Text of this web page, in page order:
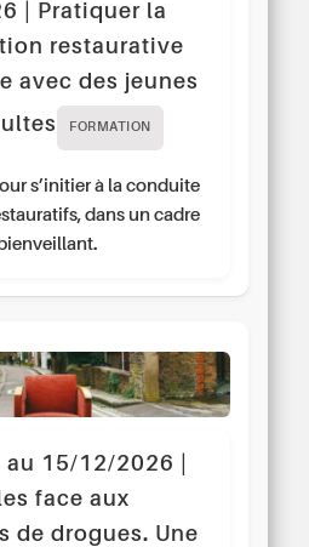
| Pratiquer la
restaurative
avec des jeunes
FORMATION
s’initier à la conduite
dans un cadre
15/12/2026 |
face aux
de drogues. Une